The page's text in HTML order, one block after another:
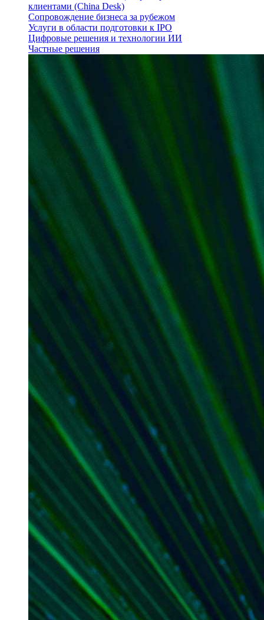
клиентами (China Desk)
Сопровождение бизнеса за рубежом
Услуги в области подготовки к IPO
Цифровые решения и технологии ИИ
Частные решения